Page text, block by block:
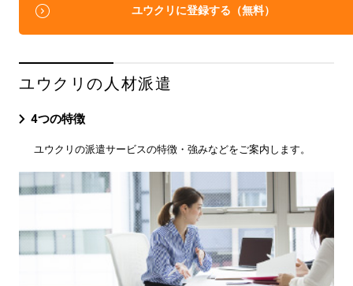
ユウクリに登録する（無料）
ユウクリの人材派遣
4つの特徴
ユウクリの派遣サービスの特徴・強みなどをご案内します。